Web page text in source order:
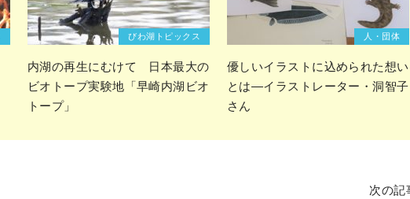
びわ湖トピックス
内湖の再生にむけて 日本最大の
ビオトープ実験地「早崎内湖ビオ
トープ」
人・団体
優しいイラストに込められた想い
とは―イラストレーター・洞智子
さん
次の